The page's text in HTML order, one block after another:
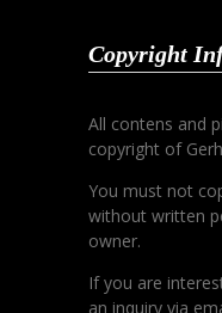
Copyright
All contens and
copyright of
You must not
without written
owner.
If you are
an inquiry via